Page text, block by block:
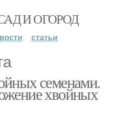
И ОГОРОД
статьи
семенами.
хвойных